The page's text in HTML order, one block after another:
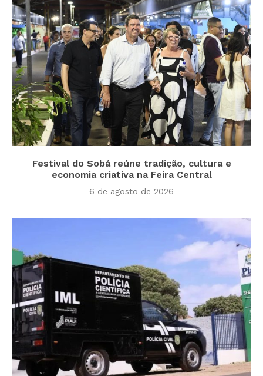
Festival do Sobá reúne tradição, cultura e
economia criativa na Feira Central
6 de agosto de 2026